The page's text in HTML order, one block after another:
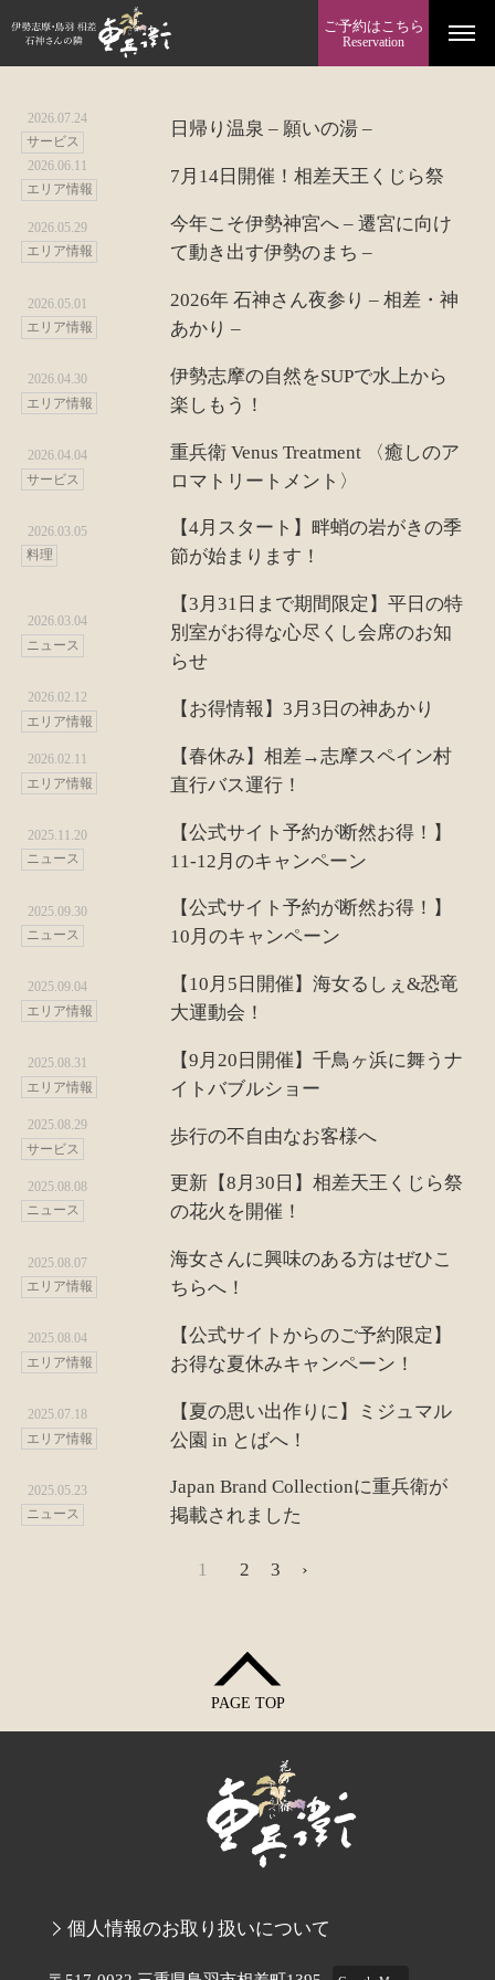
ご予約はこちら
Reservation
2026.07.24
サービス
日帰り温泉 – 願いの湯 –
2026.06.11
エリア情報
7月14日開催！相差天王くじら祭
2026.05.29
エリア情報
今年こそ伊勢神宮へ – 遷宮に向け
て動き出す伊勢のまち –
2026.05.01
エリア情報
2026年 石神さん夜参り – 相差・神
あかり –
2026.04.30
エリア情報
伊勢志摩の自然をSUPで水上から
楽しもう！
2026.04.04
サービス
重兵衛 Venus Treatment 〈癒しのア
ロマトリートメント〉
2026.03.05
料理
【4月スタート】畔蛸の岩がきの季
節が始まります！
2026.03.04
ニュース
【3月31日まで期間限定】平日の特
別室がお得な心尽くし会席のお知
らせ
2026.02.12
エリア情報
【お得情報】3月3日の神あかり
2026.02.11
エリア情報
【春休み】相差→志摩スペイン村
直行バス運行！
2025.11.20
ニュース
【公式サイト予約が断然お得！】
11-12月のキャンペーン
2025.09.30
ニュース
【公式サイト予約が断然お得！】
10月のキャンペーン
2025.09.04
エリア情報
【10月5日開催】海女るしぇ&恐竜
大運動会！
2025.08.31
エリア情報
【9月20日開催】千鳥ヶ浜に舞うナ
イトバブルショー
2025.08.29
サービス
歩行の不自由なお客様へ
2025.08.08
ニュース
更新【8月30日】相差天王くじら祭
の花火を開催！
2025.08.07
エリア情報
海女さんに興味のある方はぜひこ
ちらへ！
2025.08.04
エリア情報
【公式サイトからのご予約限定】
お得な夏休みキャンペーン！
2025.07.18
エリア情報
【夏の思い出作りに】ミジュマル
公園 in とばへ！
2025.05.23
ニュース
Japan Brand Collectionに重兵衛が
掲載されました
1 2 3 ›
PAGE TOP
個人情報のお取り扱いについて